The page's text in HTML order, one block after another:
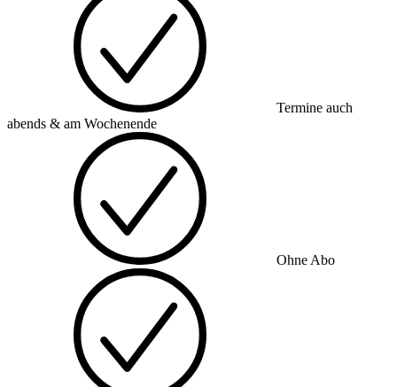
Termine auch
abends & am Wochenende
Ohne Abo